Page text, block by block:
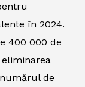
în 2024.
400 000 de
eliminarea
de